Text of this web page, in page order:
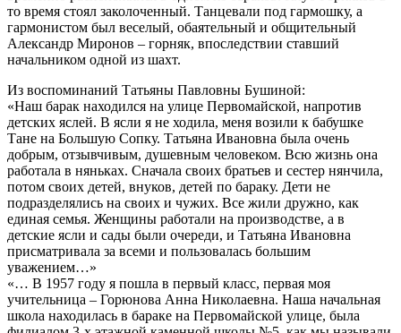
то время стоял заколоченный. Танцевали под гармошку, а
гармонистом был веселый, обаятельный и общительный
Александр Миронов – горняк, впоследствии ставший
начальником одной из шахт.
Из воспоминаний Татьяны Павловны Бушиной:
«Наш барак находился на улице Первомайской, напротив
детских яслей. В ясли я не ходила, меня возили к бабушке
Тане на Большую Сопку. Татьяна Ивановна была очень
добрым, отзывчивым, душевным человеком. Всю жизнь она
работала в няньках. Сначала своих братьев и сестер нянчила,
потом своих детей, внуков, детей по бараку. Дети не
подразделялись на своих и чужих. Все жили дружно, как
единая семья. Женщины работали на производстве, а в
детские ясли и сады были очереди, и Татьяна Ивановна
присматривала за всеми и пользовалась большим
уважением…»
«… В 1957 году я пошла в первый класс, первая моя
учительница – Горюнова Анна Николаевна. Наша начальная
школа находилась в бараке на Первомайской улице, была